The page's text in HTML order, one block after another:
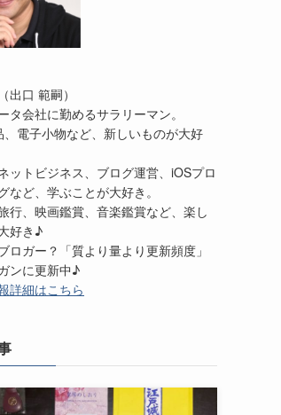
出口 範嗣）
タ会社に勤めるサラリーマン。
、電子小物など、新しいものが大好
ットビジネス、ブログ運営、iOSプロ
など、学ぶことが大好き。
行、映画鑑賞、音楽鑑賞など、楽し
好き♪
ロガー？「質より量より更新頻度」
ンに更新中♪
詳細はこちら